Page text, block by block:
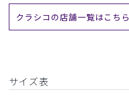
クラシコの店舗一覧はこちら
サイズ表